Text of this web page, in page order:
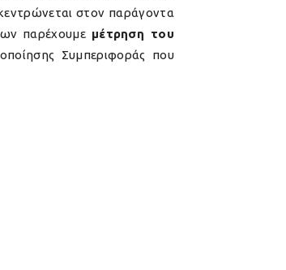
στον παράγοντα
παρέχουμε μέτρηση του
Συμπεριφοράς που